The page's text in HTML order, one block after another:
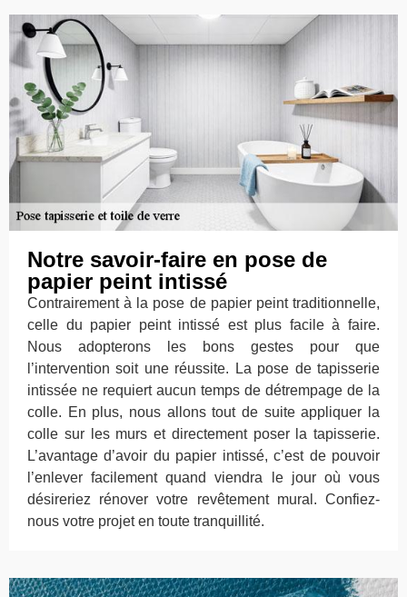
Notre savoir-faire en pose de
papier peint intissé
Contrairement à la pose de papier peint traditionnelle,
celle du papier peint intissé est plus facile à faire.
Nous adopterons les bons gestes pour que
l’intervention soit une réussite. La pose de tapisserie
intissée ne requiert aucun temps de détrempage de la
colle. En plus, nous allons tout de suite appliquer la
colle sur les murs et directement poser la tapisserie.
L’avantage d’avoir du papier intissé, c’est de pouvoir
l’enlever facilement quand viendra le jour où vous
désireriez rénover votre revêtement mural. Confiez-
nous votre projet en toute tranquillité.